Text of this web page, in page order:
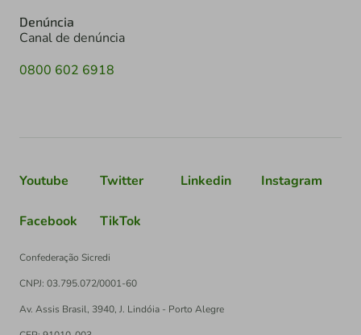
Denúncia
Canal de denúncia
0800 602 6918
Youtube Twitter Linkedin Instagram
Facebook TikTok
Confederação Sicredi
CNPJ: 03.795.072/0001-60
Av. Assis Brasil, 3940, J. Lindóia - Porto Alegre